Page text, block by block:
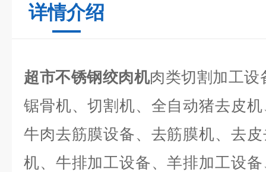
详情介绍
超市不锈钢绞肉机肉类切割加工设
锯骨机、切割机、全自动猪去皮
牛肉去筋膜设备、去筋膜机、去
机、牛排加工设备、羊排加工设